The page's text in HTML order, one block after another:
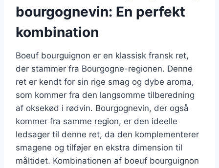
bourgognevin: En perfekt
kombination
Boeuf bourguignon er en klassisk fransk ret,
der stammer fra Bourgogne-regionen. Denne
ret er kendt for sin rige smag og dybe aroma,
som kommer fra den langsomme tilberedning
af oksekød i rødvin. Bourgognevin, der også
kommer fra samme region, er den ideelle
ledsager til denne ret, da den komplementerer
smagene og tilføjer en ekstra dimension til
måltidet. Kombinationen af boeuf bourguignon